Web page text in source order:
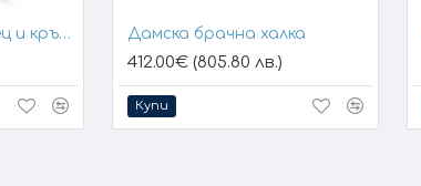
Гривна с черен конец и кръстче Дамска брачна халка
412.00€ (805.80 лв.)
Купи